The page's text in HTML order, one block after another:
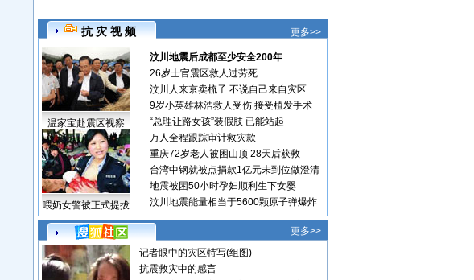
抗 灾 视 频 更多>>
温家宝赴震区视察
喂奶女警被正式提拔
汶川地震后成都至少安全200年
26岁士官震区救人过劳死
汶川人来京卖梳子 不说自己来自灾区
9岁小英雄林浩救人受伤 接受植发手术
“总理让路女孩”装假肢 已能站起
万人全程跟踪审计救灾款
重庆72岁老人被困山顶 28天后获救
台湾中钢就被点捐款1亿元未到位做澄清
地震被困50小时孕妇顺利生下女婴
汶川地震能量相当于5600颗原子弹爆炸
更多>>
记者眼中的灾区特写(组图)
抗震救灾中的感言